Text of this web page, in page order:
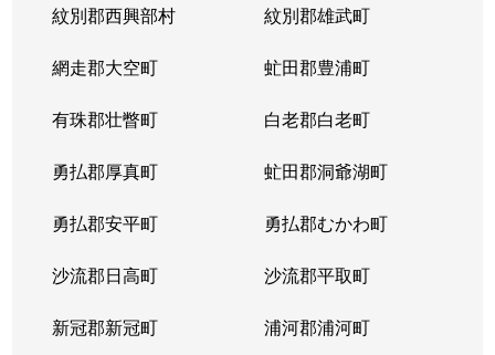
紋別郡西興部村 紋別郡雄武町
網走郡大空町 虻田郡豊浦町
有珠郡壮瞥町 白老郡白老町
勇払郡厚真町 虻田郡洞爺湖町
勇払郡安平町 勇払郡むかわ町
沙流郡日高町 沙流郡平取町
新冠郡新冠町 浦河郡浦河町